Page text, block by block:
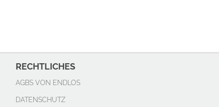
RECHTLICHES
AGBS VON ENDLOS
DATENSCHUTZ